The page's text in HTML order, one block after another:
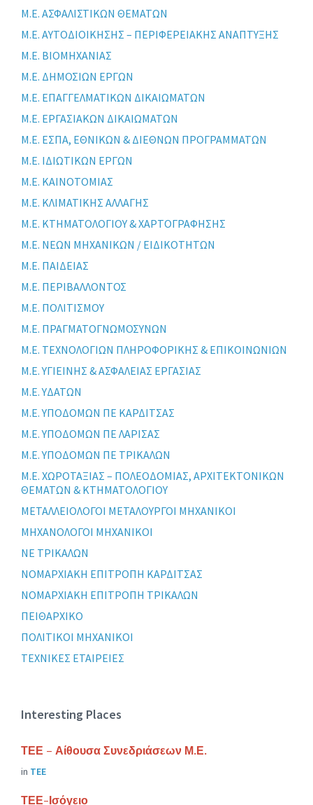
Μ.Ε. ΑΣΦΑΛΙΣΤΙΚΩΝ ΘΕΜΑΤΩΝ
Μ.Ε. ΑΥΤΟΔΙΟΙΚΗΣΗΣ – ΠΕΡΙΦΕΡΕΙΑΚΗΣ ΑΝΑΠΤΥΞΗΣ
Μ.Ε. ΒΙΟΜΗΧΑΝΙΑΣ
Μ.Ε. ΔΗΜΟΣΙΩΝ ΕΡΓΩΝ
Μ.Ε. ΕΠΑΓΓΕΛΜΑΤΙΚΩΝ ΔΙΚΑΙΩΜΑΤΩΝ
Μ.Ε. ΕΡΓΑΣΙΑΚΩΝ ΔΙΚΑΙΩΜΑΤΩΝ
Μ.Ε. ΕΣΠΑ, ΕΘΝΙΚΩΝ & ΔΙΕΘΝΩΝ ΠΡΟΓΡΑΜΜΑΤΩΝ
Μ.Ε. ΙΔΙΩΤΙΚΩΝ ΕΡΓΩΝ
Μ.Ε. ΚΑΙΝΟΤΟΜΙΑΣ
Μ.Ε. ΚΛΙΜΑΤΙΚΗΣ ΑΛΛΑΓΗΣ
Μ.Ε. ΚΤΗΜΑΤΟΛΟΓΙΟΥ & ΧΑΡΤΟΓΡΑΦΗΣΗΣ
Μ.Ε. ΝΕΩΝ ΜΗΧΑΝΙΚΩΝ / ΕΙΔΙΚΟΤΗΤΩΝ
Μ.Ε. ΠΑΙΔΕΙΑΣ
Μ.Ε. ΠΕΡΙΒΑΛΛΟΝΤΟΣ
Μ.Ε. ΠΟΛΙΤΙΣΜΟΥ
Μ.Ε. ΠΡΑΓΜΑΤΟΓΝΩΜΟΣΥΝΩΝ
Μ.Ε. ΤΕΧΝΟΛΟΓΙΩΝ ΠΛΗΡΟΦΟΡΙΚΗΣ & ΕΠΙΚΟΙΝΩΝΙΩΝ
Μ.Ε. ΥΓΙΕΙΝΗΣ & ΑΣΦΑΛΕΙΑΣ ΕΡΓΑΣΙΑΣ
Μ.Ε. ΥΔΑΤΩΝ
Μ.Ε. ΥΠΟΔΟΜΩΝ ΠΕ ΚΑΡΔΙΤΣΑΣ
Μ.Ε. ΥΠΟΔΟΜΩΝ ΠΕ ΛΑΡΙΣΑΣ
Μ.Ε. ΥΠΟΔΟΜΩΝ ΠΕ ΤΡΙΚΑΛΩΝ
Μ.Ε. ΧΩΡΟΤΑΞΙΑΣ – ΠΟΛΕΟΔΟΜΙΑΣ, ΑΡΧΙΤΕΚΤΟΝΙΚΩΝ
ΘΕΜΑΤΩΝ & ΚΤΗΜΑΤΟΛΟΓΙΟΥ
ΜΕΤΑΛΛΕΙΟΛΟΓΟΙ ΜΕΤΑΛΟΥΡΓΟΙ ΜΗΧΑΝΙΚΟΙ
ΜΗΧΑΝΟΛΟΓΟΙ ΜΗΧΑΝΙΚΟΙ
ΝΕ ΤΡΙΚΑΛΩΝ
ΝΟΜΑΡΧΙΑΚΗ ΕΠΙΤΡΟΠΗ ΚΑΡΔΙΤΣΑΣ
ΝΟΜΑΡΧΙΑΚΗ ΕΠΙΤΡΟΠΗ ΤΡΙΚΑΛΩΝ
ΠΕΙΘΑΡΧΙΚΟ
ΠΟΛΙΤΙΚΟΙ ΜΗΧΑΝΙΚΟΙ
ΤΕΧΝΙΚΕΣ ΕΤΑΙΡΕΙΕΣ
Interesting Places
ΤΕΕ – Αίθουσα Συνεδριάσεων Μ.Ε.
in ΤΕΕ
ΤΕΕ-Ισόγειο